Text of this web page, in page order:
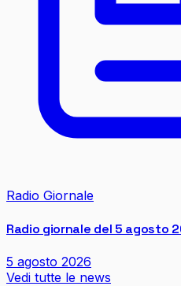
Radio Giornale
Radio giornale del 5 agosto
5 agosto 2026
Vedi tutte le news